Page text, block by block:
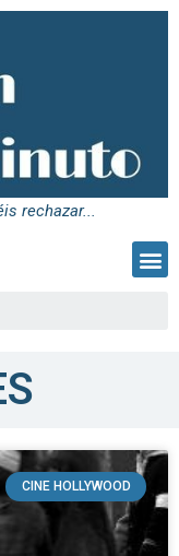
rechazar...
CINE HOLLYWOOD